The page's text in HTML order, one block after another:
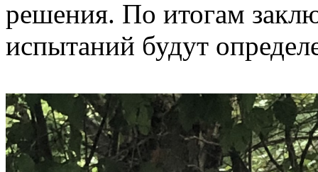
решения. По итогам
испытаний будут